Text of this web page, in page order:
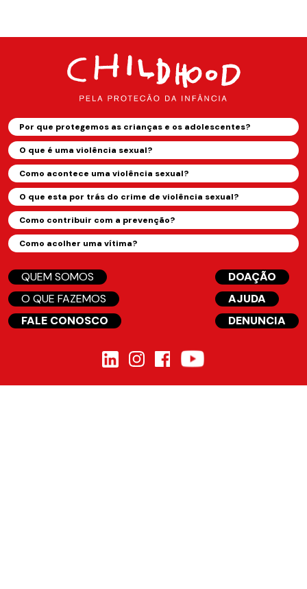
Por que protegemos as crianças e os adolescentes?
O que é uma violência sexual?
Como acontece uma violência sexual?
O que esta por trás do crime de violência sexual?
Como contribuir com a prevenção?
Como acolher uma vítima?
QUEM SOMOS
O QUE FAZEMOS
FALE CONOSCO
DOAÇÃO
AJUDA
DENUNCIA